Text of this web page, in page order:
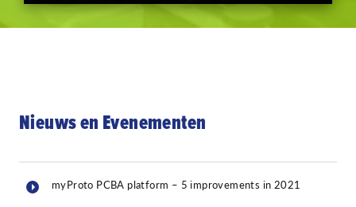
Nieuws en Evenementen
myProto PCBA platform – 5 improvements in 2021